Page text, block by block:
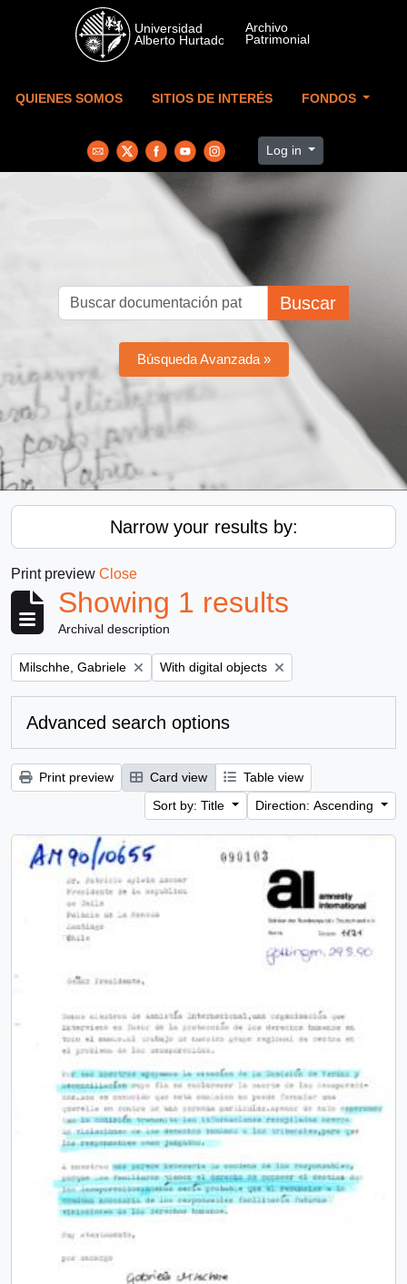
Skip to main content
QUIENES SOMOS SITIOS DE INTERÉS FONDOS
Log in
Buscar
Búsqueda Avanzada »
Narrow your results by:
Print preview Close
Showing 1 results
Archival description
Remove filter:
Milschhe, Gabriele Remove filter:
With digital objects
Advanced search options
Print preview Card view
Table view
Sort by: Title
Direction: Ascending